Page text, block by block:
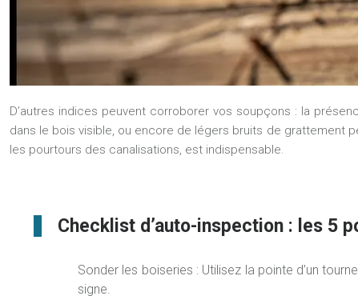
D’autres indices peuvent corroborer vos soupçons : la
dans le bois visible, ou encore de légers bruits de grattement
les pourtours des canalisations, est indispensable.
Checklist d’auto-inspection : les 5
Sonder les boiseries : Utilisez la pointe d’un
signe.